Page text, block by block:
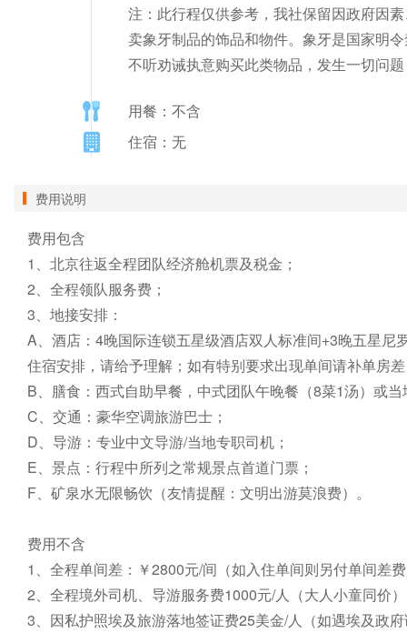
注：此行程仅供参考，我社保留因政府因
卖象牙制品的饰品和物件。象牙是国家明
不听劝诫执意购买此类物品，发生一切问
用餐：不含
住宿：无
费用说明
费用包含
1、北京往返全程团队经济舱机票及税金；
2、全程领队服务费；
3、地接安排：
A、酒店：4晚国际连锁五星级酒店双人标准间+3晚五星
住宿安排，请给予理解；如有特别要求出现单间请补单房
B、膳食：西式自助早餐，中式团队午晚餐（8菜1汤）或
C、交通：豪华空调旅游巴士；
D、导游：专业中文导游/当地专职司机；
E、景点：行程中所列之常规景点首道门票；
F、矿泉水无限畅饮（友情提醒：文明出游莫浪费）。
费用不含
1、全程单间差：￥2800元/间（如入住单间则另付单间差
2、全程境外司机、导游服务费1000元/人（大人小童同价
3、因私护照埃及旅游落地签证费25美金/人（如遇埃及政